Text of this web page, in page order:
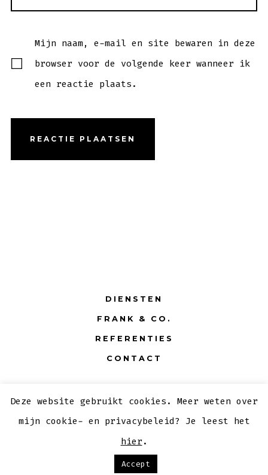
Mijn naam, e-mail en site bewaren in deze
browser voor de volgende keer wanneer ik
een reactie plaats.
DIENSTEN
FRANK & CO.
REFERENTIES
CONTACT
Deze website gebruikt cookies. Meer weten over
mijn cookie- en privacybeleid? Je leest het
hier.
Accept